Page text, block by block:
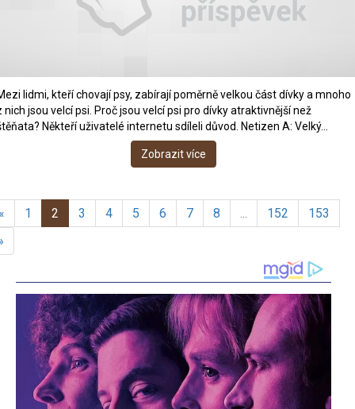
lidmi, kteří chovají psy, zabírají poměrně velkou část dívky a mnoho
nich jsou velcí psi. Proč jsou velcí psi pro dívky atraktivnější než
Někteří uživatelé internetu sdíleli důvod. Netizen A: Velký…
Zobrazit více
1 2 3 4 5 6 7 8 ... 152
153